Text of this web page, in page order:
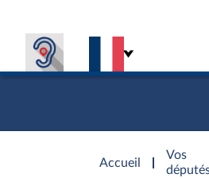
Accueil
d'accueil
Vos